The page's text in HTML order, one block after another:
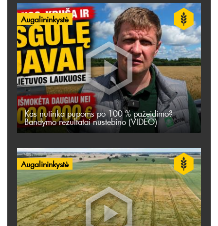
Augalininkystė
Kas nutinka pupoms po 100 % pažeidimo?
Bandymo rezultatai nustebino (VIDEO)
Augalininkystė